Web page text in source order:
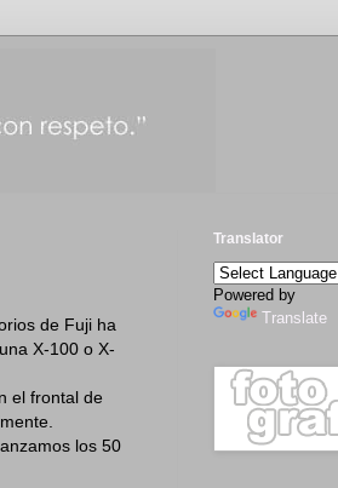
de Fuji ha
X-100 o X-
el frontal de
los 50
Translator
Powered by
Translate